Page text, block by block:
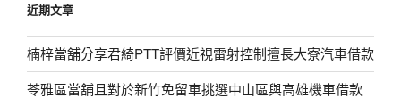
近期文章
楠梓當舖分享君綺PTT評價近視雷射控制擅長大寮汽車借款
苓雅區當舖且對於新竹免留車挑選中山區與高雄機車借款